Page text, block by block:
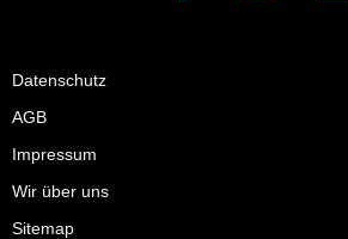
Datenschutz
AGB
Impressum
Wir über uns
Sitemap